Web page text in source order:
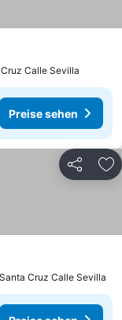
Calle Sevilla
Preise sehen
Teilen
Cruz Calle Sevilla